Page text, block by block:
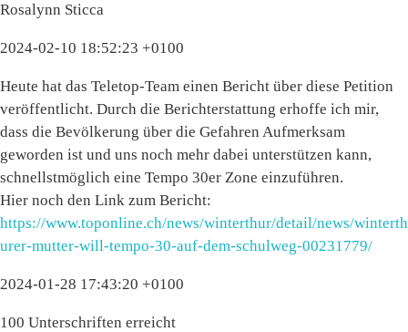
Rosalynn Sticca
2024-02-10 18:52:23 +0100
Heute hat das Teletop-Team einen Bericht über diese Petition
veröffentlicht. Durch die Berichterstattung erhoffe ich mir,
dass die Bevölkerung über die Gefahren Aufmerksam
geworden ist und uns noch mehr dabei unterstützen kann,
schnellstmöglich eine Tempo 30er Zone einzuführen.
Hier noch den Link zum Bericht:
https://www.toponline.ch/news/winterthur/detail/news/winterth
urer-mutter-will-tempo-30-auf-dem-schulweg-00231779/
2024-01-28 17:43:20 +0100
100 Unterschriften erreicht